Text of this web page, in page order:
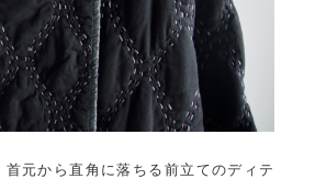
元から直角に落ちる前立てのディテ